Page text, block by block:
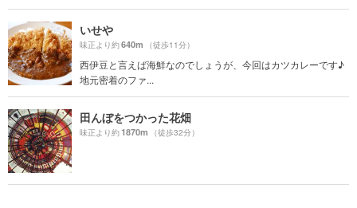
いせや
味正より約640m （徒歩11分）
西伊豆と言えば海鮮なのでしょうが、今回はカツカレーです♪
地元密着のファ...
田んぼをつかった花畑
味正より約1870m （徒歩32分）